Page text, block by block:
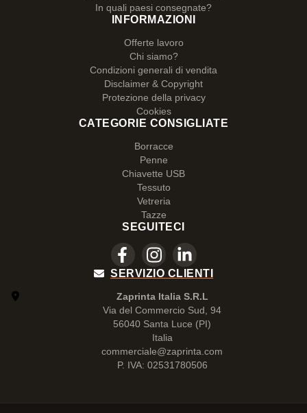
In quali paesi consegnate?
INFORMAZIONI
Offerte lavoro
Chi siamo?
Condizioni generali di vendita
Disclaimer & Copyright
Protezione della privacy
Cookies
CATEGORIE CONSIGLIATE
Borracce
Penne
Chiavette USB
Tessuto
Vetreria
Tazze
SEGUITECI
SERVIZIO CLIENTI
Zaprinta Italia S.R.L
Via del Commercio Sud, 94
56040 Santa Luce (PI)
Italia
commerciale@zaprinta.com
P. IVA: 02531780506